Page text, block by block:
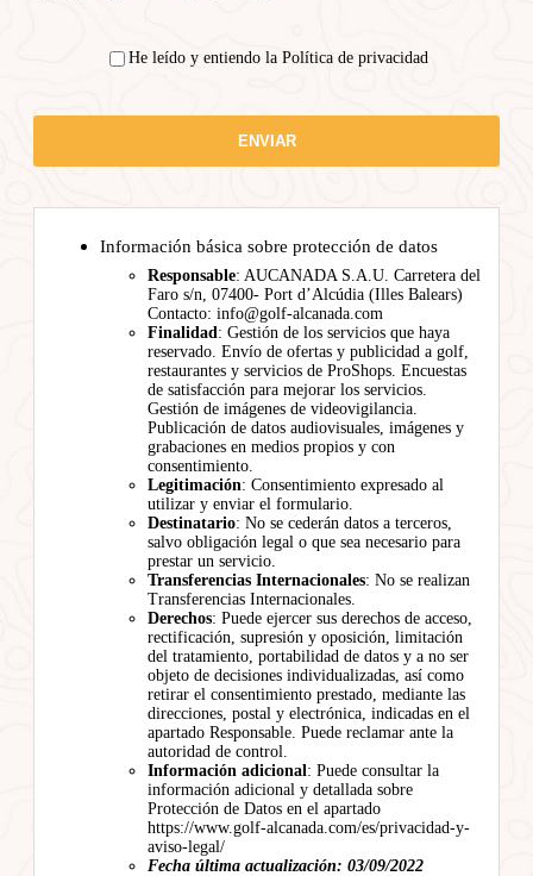
He leído y entiendo la Política de privacidad
Información básica sobre protección de datos
Responsable: AUCANADA S.A.U. Carretera del
Faro s/n, 07400- Port d’Alcúdia (Illes Balears)
Contacto: info@golf-alcanada.com
Finalidad: Gestión de los servicios que haya
reservado. Envío de ofertas y publicidad a golf,
restaurantes y servicios de ProShops. Encuestas
de satisfacción para mejorar los servicios.
Gestión de imágenes de videovigilancia.
Publicación de datos audiovisuales, imágenes y
grabaciones en medios propios y con
consentimiento.
Legitimación: Consentimiento expresado al
utilizar y enviar el formulario.
Destinatario: No se cederán datos a terceros,
salvo obligación legal o que sea necesario para
prestar un servicio.
Transferencias Internacionales: No se realizan
Transferencias Internacionales.
Derechos: Puede ejercer sus derechos de acceso,
rectificación, supresión y oposición, limitación
del tratamiento, portabilidad de datos y a no ser
objeto de decisiones individualizadas, así como
retirar el consentimiento prestado, mediante las
direcciones, postal y electrónica, indicadas en el
apartado Responsable. Puede reclamar ante la
autoridad de control.
Información adicional: Puede consultar la
información adicional y detallada sobre
Protección de Datos en el apartado
https://www.golf-alcanada.com/es/privacidad-y-
aviso-legal/
Fecha última actualización: 03/09/2022